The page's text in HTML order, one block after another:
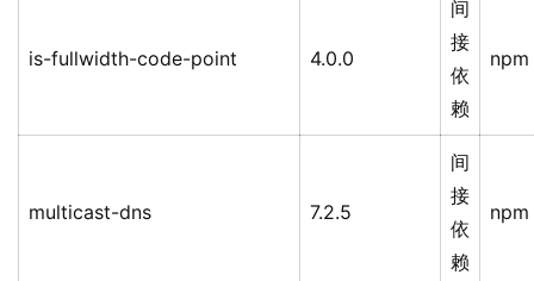
is-fullwidth-code-point 4.0.0
间
接
依
赖
npm
multicast-dns 7.2.5
间
接
依
赖
npm